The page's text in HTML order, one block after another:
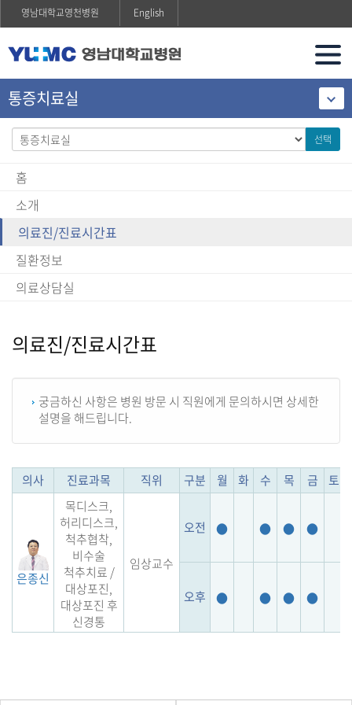
영남대학교영천병원 English
통증치료실
선택
홈
소개
의료진/진료시간표
질환정보
의료상담실
의료진/진료시간표
궁금하신 사항은 병원 방문 시 직원에게 문의하시면 상세한
설명을 해드립니다.
의사 진료과목 직위 구분 월 화 수 목 금 토
은종신
목디스크,
허리디스크,
척추협착,
비수술
척추치료 /
대상포진,
대상포진 후
신경통
임상교수
오전 ● ● ● ●
오후 ● ● ● ●